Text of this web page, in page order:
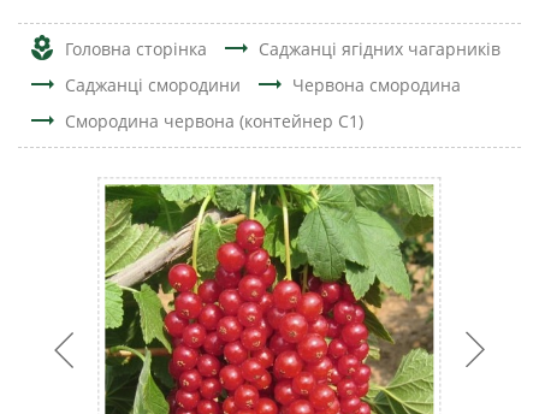
local_florist Головна сторінка trending_flat Саджанці ягідних чагарників
trending_flat Саджанці смородини trending_flat Червона смородина
trending_flat Смородина червона (контейнер С1)